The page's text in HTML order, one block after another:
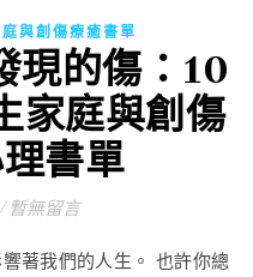
與創傷療癒書單
現的傷：10
家庭與創傷
書單
/ 暫無留言